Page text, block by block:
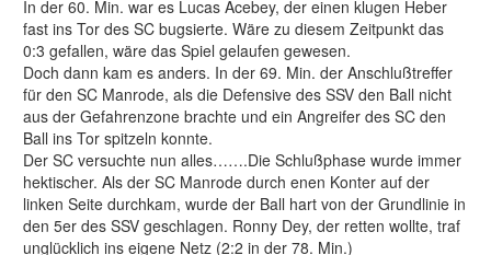
In der 60. Min. war es Lucas Acebey, der einen klugen Heber
fast ins Tor des SC bugsierte. Wäre zu diesem Zeitpunkt das
0:3 gefallen, wäre das Spiel gelaufen gewesen.
Doch dann kam es anders. In der 69. Min. der Anschlußtreffer
für den SC Manrode, als die Defensive des SSV den Ball nicht
aus der Gefahrenzone brachte und ein Angreifer des SC den
Ball ins Tor spitzeln konnte.
Der SC versuchte nun alles…….Die Schlußphase wurde immer
hektischer. Als der SC Manrode durch enen Konter auf der
linken Seite durchkam, wurde der Ball hart von der Grundlinie in
den 5er des SSV geschlagen. Ronny Dey, der retten wollte, traf
unglücklich ins eigene Netz (2:2 in der 78. Min.)